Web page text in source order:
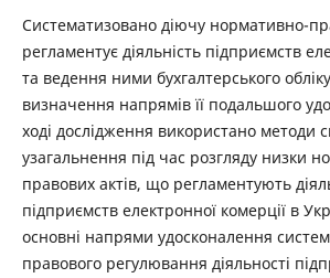
Систематизовано діючу нормативно-
регламентує діяльність підприємств
та ведення ними бухгалтерського
визначення напрямів її подальшого
ході дослідження використано методи
узагальнення під час розгляду низки
правових актів, що регламентують
підприємств електронної комерції в
основні напрями удосконалення
правового регулювання діяльності